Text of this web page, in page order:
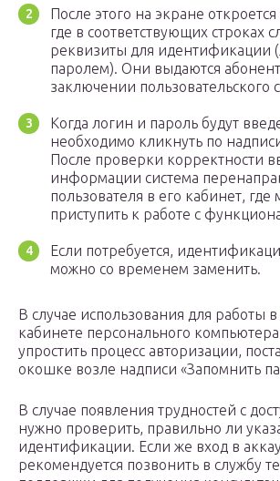
После этого на экране
где в соответствующих строках
реквизиты для идентификации
паролем). Они выдаются
заключении пользовательского
Когда логин и пароль будут
необходимо кликнуть по
После проверки корректности
информации система
пользователя в его кабинет, где
приступить к работе с
Если потребуется,
можно со временем заменить.
В случае использования для работы
кабинете персонального
упростить процесс авторизации,
окошке возле надписи «Запомнить
В случае появления трудностей с
нужно проверить, правильно ли
идентификации. Если же вход в
рекомендуется позвонить в службу